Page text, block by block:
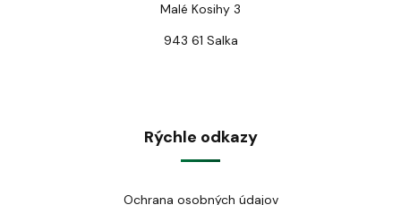
Malé Kosihy 3
943 61 Salka
Rýchle odkazy
Ochrana osobných údajov